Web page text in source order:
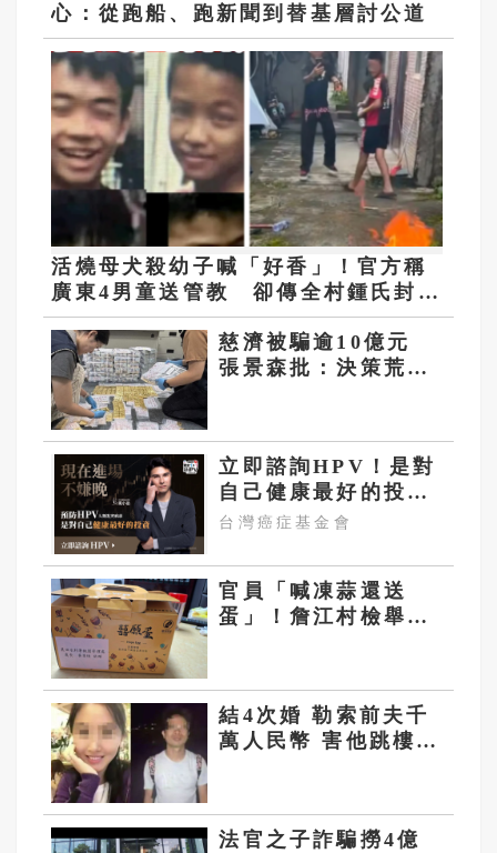
心：從跑船、跑新聞到替基層討公道
活燒母犬殺幼子喊「好香」！官方稱
廣東4男童送管教 卻傳全村鍾氏封村
保護
慈濟被騙逾10億元
張景森批：決策荒
立即諮詢HPV！是對
自己健康最好的投
資，把握現在不嫌
台灣癌症基金會
官員「喊凍蒜還送
蛋」！詹江村檢舉涉
結4次婚 勒索前夫千
萬人民幣 害他跳樓
法官之子詐騙撈4億